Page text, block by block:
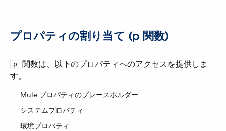
プロパティの割り当て (p 関数)
p
​ 関数は、以下のプロパティへのアクセスを提供しま
す。
Mule プロパティのプレースホルダー
システムプロパティ
環境プロパティ